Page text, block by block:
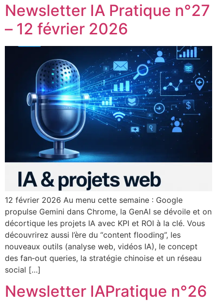
Newsletter IA Pratique n°27
– 12 février 2026
12 février 2026 Au menu cette semaine : Google
propulse Gemini dans Chrome, la GenAI se dévoile et on
décortique les projets IA avec KPI et ROI à la clé. Vous
découvrirez aussi l’ère du “content flooding”, les
nouveaux outils (analyse web, vidéos IA), le concept
des fan‑out queries, la stratégie chinoise et un réseau
social […]
Newsletter IAPratique n°26